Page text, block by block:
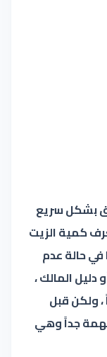
بشكل سريع
كمية الزيت
في حالة عدم
المالك ،
ولكن قبل
مهمة جداً وهي